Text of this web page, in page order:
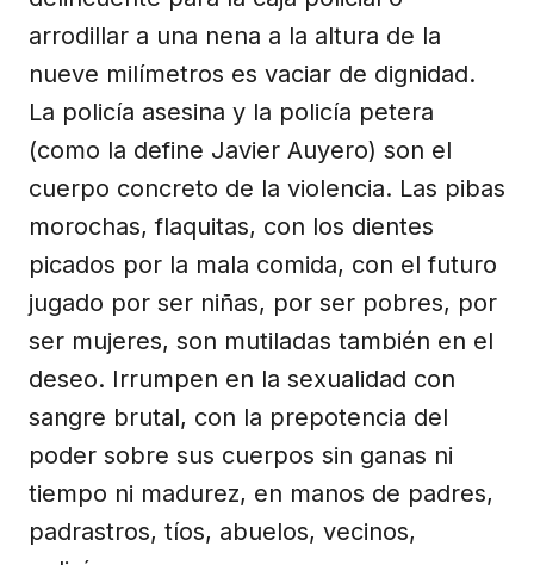
arrodillar a una nena a la altura de la
nueve milímetros es vaciar de dignidad.
La policía asesina y la policía petera
(como la define Javier Auyero) son el
cuerpo concreto de la violencia. Las pibas
morochas, flaquitas, con los dientes
picados por la mala comida, con el futuro
jugado por ser niñas, por ser pobres, por
ser mujeres, son mutiladas también en el
deseo. Irrumpen en la sexualidad con
sangre brutal, con la prepotencia del
poder sobre sus cuerpos sin ganas ni
tiempo ni madurez, en manos de padres,
padrastros, tíos, abuelos, vecinos,